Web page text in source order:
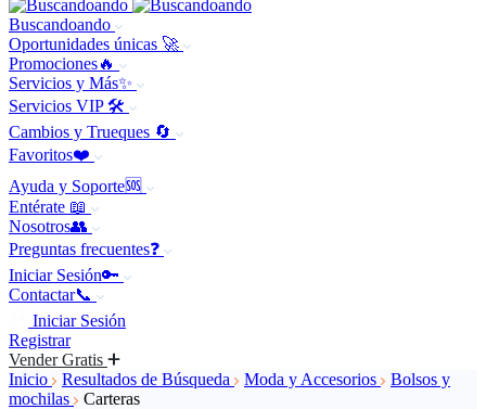
Buscandoando
Oportunidades únicas 🚀
Promociones🔥
Servicios y Más✨
Servicios VIP 🛠️
Cambios y Trueques 🔄
Favoritos❤️
Ayuda y Soporte🆘
Entérate 📖
Nosotros👥
Preguntas frecuentes❓
Iniciar Sesión🔑
Contactar📞
Iniciar Sesión
Registrar
Vender Gratis
Inicio
Resultados de Búsqueda Moda y Accesorios
Bolsos y
mochilas
Carteras